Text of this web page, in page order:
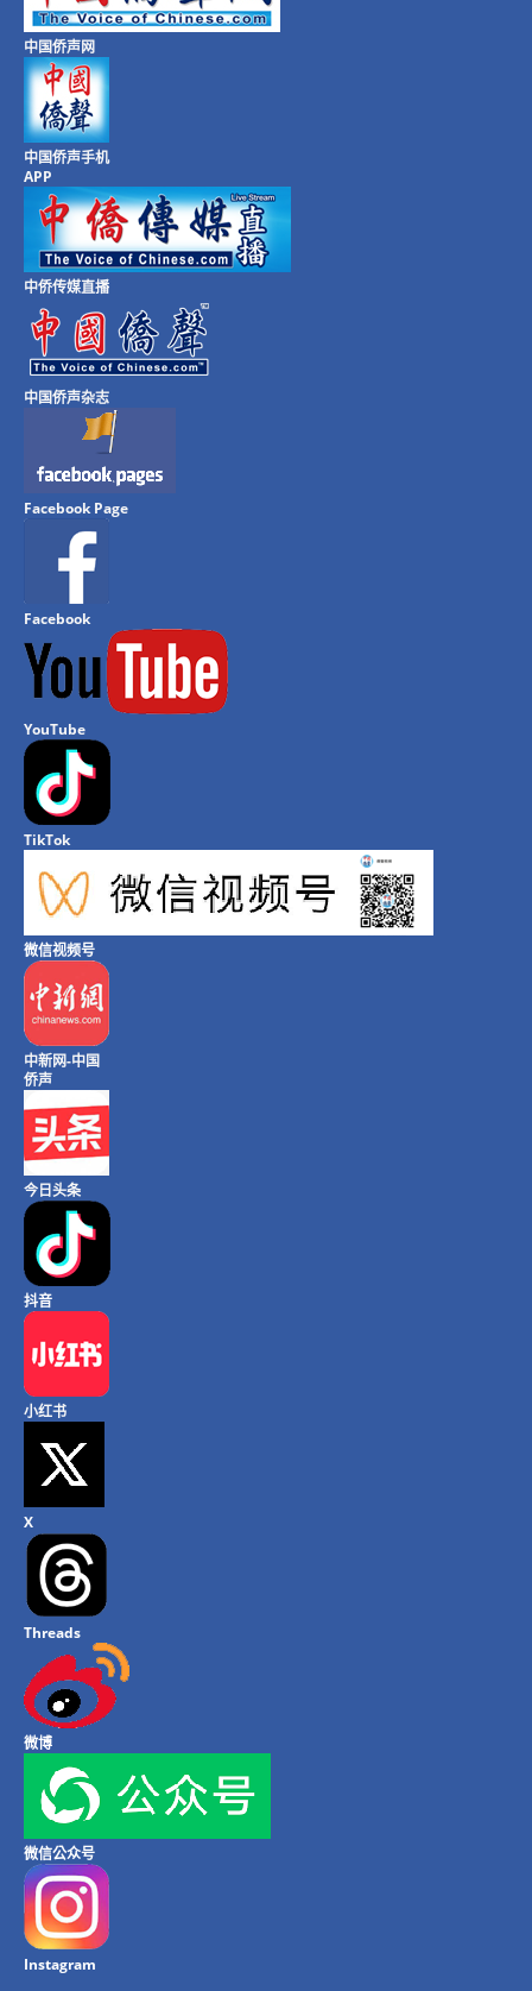
中国侨声网
中国侨声手机
APP
中侨传媒直播
中国侨声杂志
Facebook Page
Facebook
YouTube
TikTok
微信视频号
中新网-中国
侨声
今日头条
抖音
小红书
X
Threads
微博
微信公众号
Instagram